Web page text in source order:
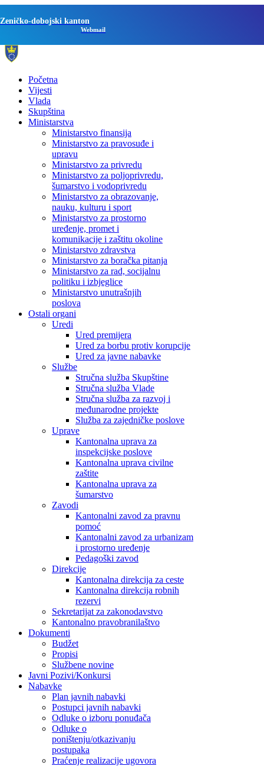
Zeničko-dobojski kanton
Webmail
Početna
Vijesti
Vlada
Skupština
Ministarstva
Ministarstvo finansija
Ministarstvo za pravosuđe i
upravu
Ministarstvo za privredu
Ministarstvo za poljoprivredu,
šumarstvo i vodoprivredu
Ministarstvo za obrazovanje,
nauku, kulturu i sport
Ministarstvo za prostorno
uređenje, promet i
komunikacije i zaštitu okoline
Ministarstvo zdravstva
Ministarstvo za boračka pitanja
Ministarstvo za rad, socijalnu
politiku i izbjeglice
Ministarstvo unutrašnjih
poslova
Ostali organi
Uredi
Ured premijera
Ured za borbu protiv korupcije
Ured za javne nabavke
Službe
Stručna služba Skupštine
Stručna služba Vlade
Stručna služba za razvoj i
međunarodne projekte
Služba za zajedničke poslove
Uprave
Kantonalna uprava za
inspekcijske poslove
Kantonalna uprava civilne
zaštite
Kantonalna uprava za
šumarstvo
Zavodi
Kantonalni zavod za pravnu
pomoć
Kantonalni zavod za urbanizam
i prostorno uređenje
Pedagoški zavod
Direkcije
Kantonalna direkcija za ceste
Kantonalna direkcija robnih
rezervi
Sekretarijat za zakonodavstvo
Kantonalno pravobranilaštvo
Dokumenti
Budžet
Propisi
Službene novine
Javni Pozivi/Konkursi
Nabavke
Plan javnih nabavki
Postupci javnih nabavki
Odluke o izboru ponuđača
Odluke o
poništenju/otkazivanju
postupaka
Praćenje realizacije ugovora